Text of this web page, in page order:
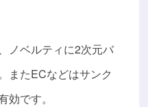
ノベルティに2次元バ
またECなどはサンク
です。